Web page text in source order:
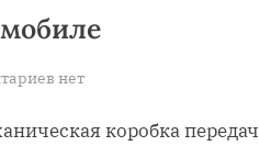
к
Трансмиссия
нет
коробка передач